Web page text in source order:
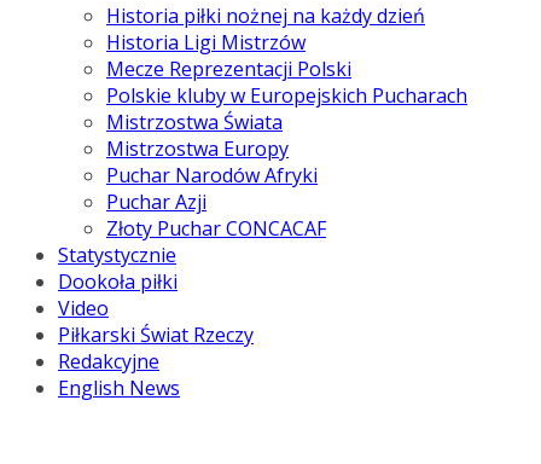
Historia piłki nożnej na każdy dzień
Historia Ligi Mistrzów
Mecze Reprezentacji Polski
Polskie kluby w Europejskich Pucharach
Mistrzostwa Świata
Mistrzostwa Europy
Puchar Narodów Afryki
Puchar Azji
Złoty Puchar CONCACAF
Statystycznie
Dookoła piłki
Video
Piłkarski Świat Rzeczy
Redakcyjne
English News